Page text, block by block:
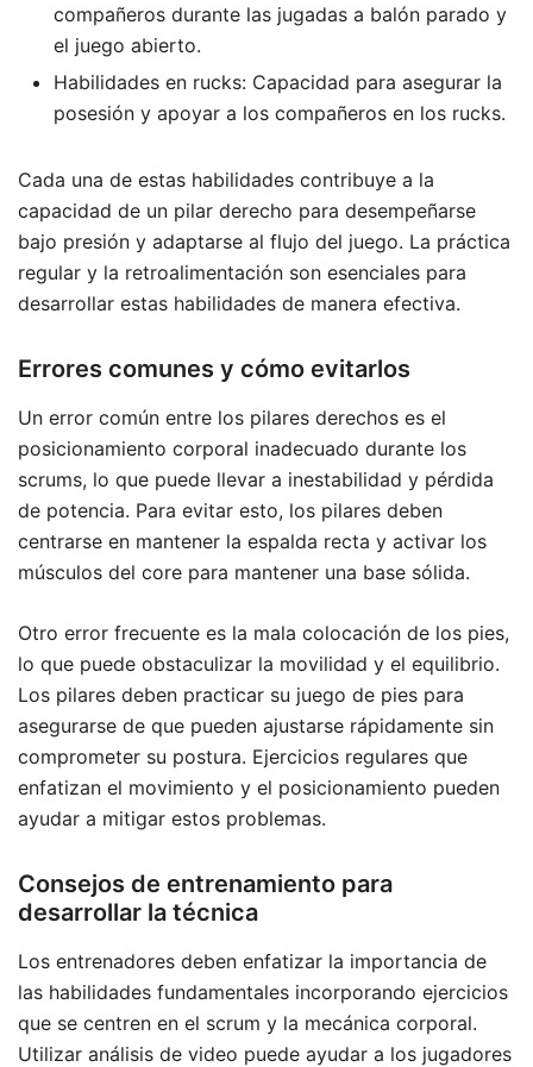
compañeros durante las jugadas a balón parado y
el juego abierto.
Habilidades en rucks: Capacidad para asegurar la
posesión y apoyar a los compañeros en los rucks.
Cada una de estas habilidades contribuye a la
capacidad de un pilar derecho para desempeñarse
bajo presión y adaptarse al flujo del juego. La práctica
regular y la retroalimentación son esenciales para
desarrollar estas habilidades de manera efectiva.
Errores comunes y cómo evitarlos
Un error común entre los pilares derechos es el
posicionamiento corporal inadecuado durante los
scrums, lo que puede llevar a inestabilidad y pérdida
de potencia. Para evitar esto, los pilares deben
centrarse en mantener la espalda recta y activar los
músculos del core para mantener una base sólida.
Otro error frecuente es la mala colocación de los pies,
lo que puede obstaculizar la movilidad y el equilibrio.
Los pilares deben practicar su juego de pies para
asegurarse de que pueden ajustarse rápidamente sin
comprometer su postura. Ejercicios regulares que
enfatizan el movimiento y el posicionamiento pueden
ayudar a mitigar estos problemas.
Consejos de entrenamiento para
desarrollar la técnica
Los entrenadores deben enfatizar la importancia de
las habilidades fundamentales incorporando ejercicios
que se centren en el scrum y la mecánica corporal.
Utilizar análisis de video puede ayudar a los jugadores